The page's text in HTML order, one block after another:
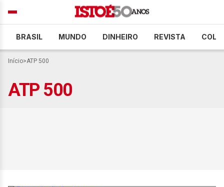
BRASIL MUNDO DINHEIRO REVISTA
Início>ATP 500
ATP 500